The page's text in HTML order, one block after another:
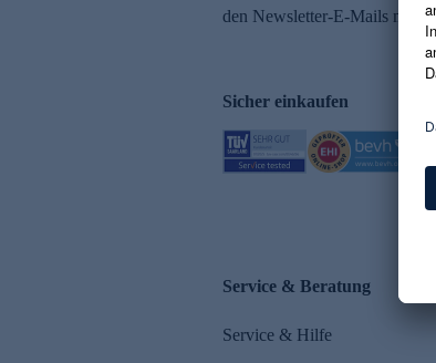
den Newsletter-E-Mails
Sicher einkaufen
Service & Beratung
Service & Hilfe